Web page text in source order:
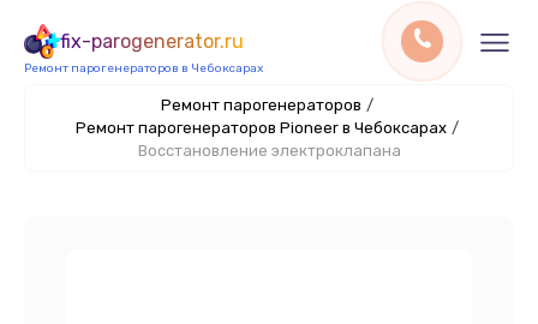
fix-parogenerator.ru
Ремонт парогенераторов в Чебоксарах
Ремонт парогенераторов /
Ремонт парогенераторов Pioneer в Чебоксарах /
Восстановление электроклапана